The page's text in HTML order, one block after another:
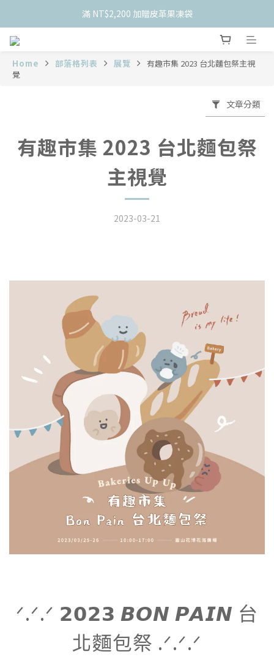
    新會員限定！加入官網會員現折 $50
滿 NT$2,200 加贈皮革果凍袋
Home 部落格列表 展覽
有趣市集 2023 台北麵包祭主視
覺
文章分類
有趣市集 2023 台北麵包祭
主視覺
2023-03-21
ᐟ.ᐟ.ᐟ 𝟮𝟬𝟮𝟯 𝘽𝙊𝙉 𝙋𝘼𝙄𝙉 台
北麵包祭 .ᐟ.ᐟ.ᐟ